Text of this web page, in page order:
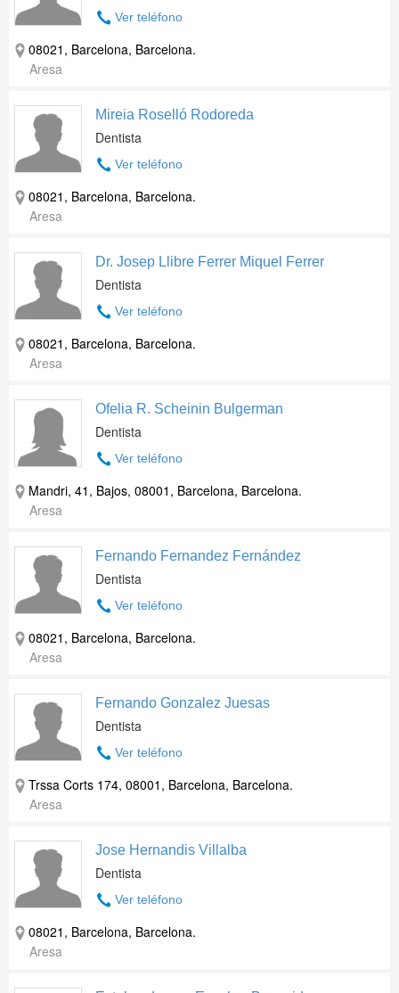
Ver teléfono
08021, Barcelona, Barcelona.
Aresa
Mireia Roselló Rodoreda
Dentista
Ver teléfono
08021, Barcelona, Barcelona.
Aresa
Dr. Josep Llibre Ferrer Miquel Ferrer
Dentista
Ver teléfono
08021, Barcelona, Barcelona.
Aresa
Ofelia R. Scheinin Bulgerman
Dentista
Ver teléfono
Mandri, 41, Bajos, 08001, Barcelona, Barcelona.
Aresa
Fernando Fernandez Fernández
Dentista
Ver teléfono
08021, Barcelona, Barcelona.
Aresa
Fernando Gonzalez Juesas
Dentista
Ver teléfono
Trssa Corts 174, 08001, Barcelona, Barcelona.
Aresa
Jose Hernandis Villalba
Dentista
Ver teléfono
08021, Barcelona, Barcelona.
Aresa